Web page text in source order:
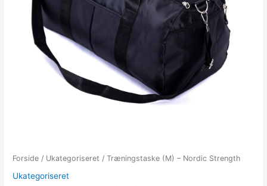
Forside / Ukategoriseret / Træningstaske (M) – Nordic Strength
Ukategoriseret